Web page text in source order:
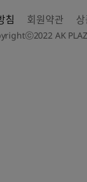
침 회원약관
AK